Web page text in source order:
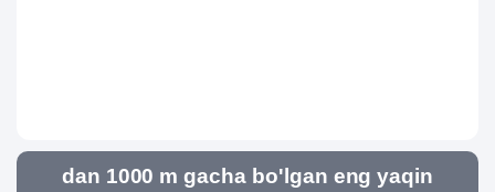
dan 1000 m gacha bo'lgan eng yaqin